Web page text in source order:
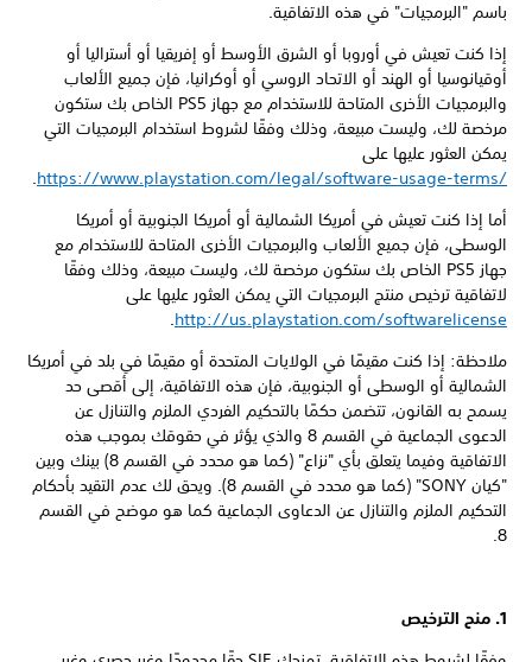
باسم "البرمجيات" في هذه الاتفاقية.
إذا كنت تعيش في أوروبا أو الشرق الأوسط أو إفريقيا أو أستراليا أو
أوقيانوسيا أو الهند أو الاتحاد الروسي أو أوكرانيا، فإن جميع الألعاب
والبرمجيات الأخرى المتاحة للاستخدام مع جهاز PS5 الخاص بك ستكون
مرخصة لك، وليست مبيعة، وذلك وفقًا لشروط استخدام البرمجيات التي
يمكن العثور عليها على
https://www.playstation.com/legal/software-usage-terms/
أما إذا كنت تعيش في أمريكا الشمالية أو أمريكا الجنوبية أو أمريكا
الوسطى، فإن جميع الألعاب والبرمجيات الأخرى المتاحة للاستخدام مع
جهاز PS5 الخاص بك ستكون مرخصة لك، وليست مبيعة، وذلك وفقًا
لاتفاقية ترخيص منتج البرمجيات التي يمكن العثور عليها على
http://us.playstation.com/softwarelicense
.
ملاحظة: إذا كنت مقيمًا في الولايات المتحدة أو مقيمًا في بلد في أمريكا
الشمالية أو الوسطى أو الجنوبية، فإن هذه الاتفاقية، إلى أقصى حد
يسمح به القانون، تتضمن حكمًا بالتحكيم الفردي الملزم والتنازل عن
الدعوى الجماعية في القسم 8 والذي يؤثر في حقوقك بموجب هذه
الاتفاقية وفيما يتعلق بأي "نزاع" (كما هو محدد في القسم 8) بينك وبين
"كيان SONY" (كما هو محدد في القسم 8). ويحق لك عدم التقيد بأحكام
التحكيم الملزم والتنازل عن الدعاوى الجماعية كما هو موضح في القسم
8.
1. منح الترخيص